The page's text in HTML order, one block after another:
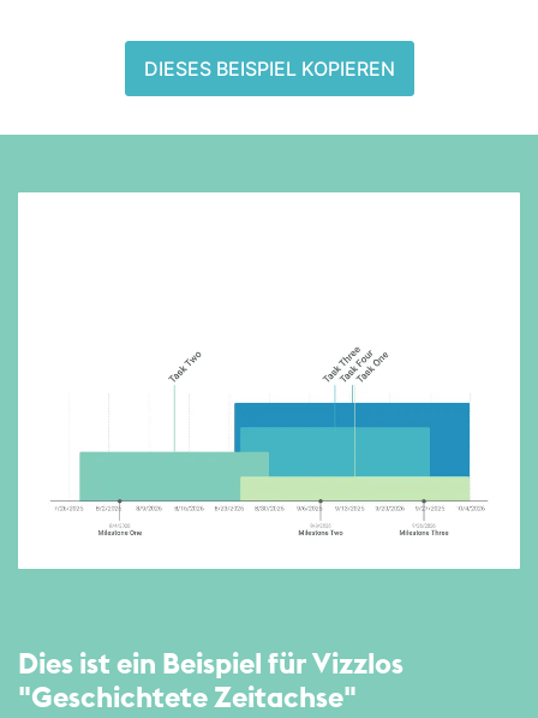
DIESES BEISPIEL KOPIEREN
Dies ist ein Beispiel für Vizzlos
"Geschichtete Zeitachse"